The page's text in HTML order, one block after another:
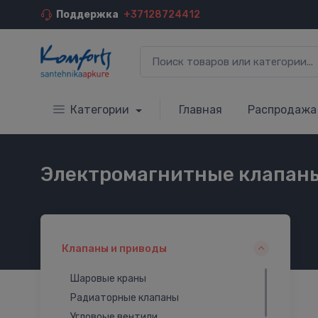
Поддержка +37128724412
Категории Главная Распродажа
Электромагнитные
Клапаны и приводы
Шаровые краны
Радиаторные клапаны